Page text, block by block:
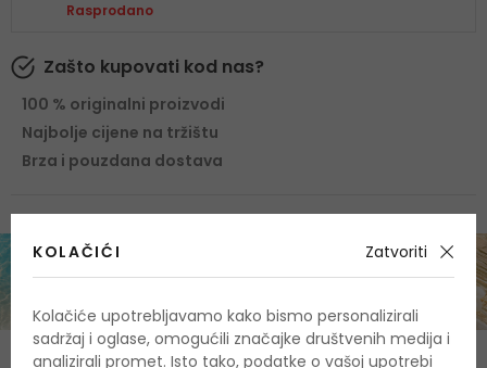
Rasprodano
Zašto kupovati kod nas?
100 % originalni proizvodi
Najbolje cijene na tržištu
Brza i pouzdana dostava
KOLAČIĆI Zatvoriti
Kolačiće upotrebljavamo kako bismo personalizirali
sadržaj i oglase, omogućili značajke društvenih medija i
analizirali promet. Isto tako, podatke o vašoj upotrebi